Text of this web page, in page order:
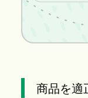
商品を適